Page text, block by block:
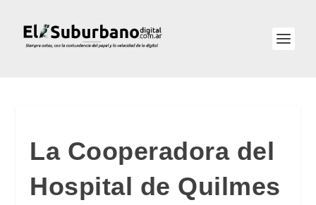
La Cooperadora del
Hospital de Quilmes